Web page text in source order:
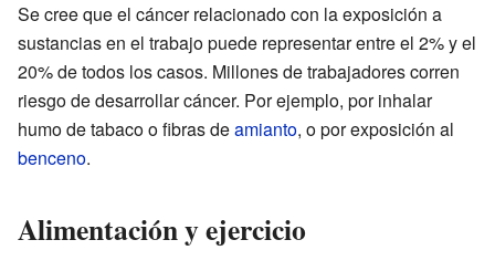
Se cree que el cáncer relacionado con la exposición a
sustancias en el trabajo puede representar entre el 2% y el
20% de todos los casos. Millones de trabajadores corren
riesgo de desarrollar cáncer. Por ejemplo, por inhalar
humo de tabaco o fibras deamianto, o por exposición al
benceno.
Alimentación y ejercicio